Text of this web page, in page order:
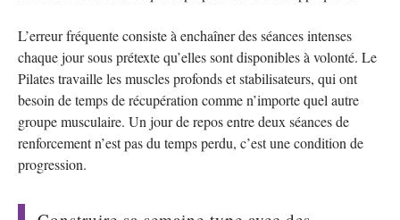
L’erreur fréquente consiste à enchaîner des séances intenses
chaque jour sous prétexte qu’elles sont disponibles à volonté. Le
Pilates travaille les muscles profonds et stabilisateurs, qui ont
besoin de temps de récupération comme n’importe quel autre
groupe musculaire. Un jour de repos entre deux séances de
renforcement n’est pas du temps perdu, c’est une condition de
progression.